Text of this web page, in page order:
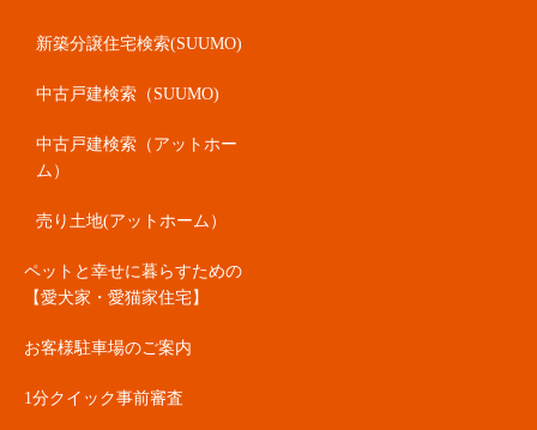
新築分譲住宅検索(SUUMO)
中古戸建検索（SUUMO)
中古戸建検索（アットホー
ム）
売り土地(アットホーム）
ペットと幸せに暮らすための
【愛犬家・愛猫家住宅】
お客様駐車場のご案内
1分クイック事前審査